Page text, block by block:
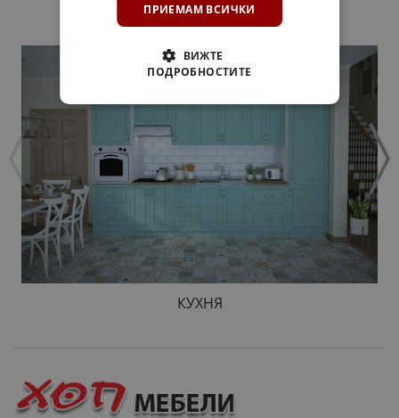
ПРОДУКТИ
КУХНЯ
ПРИЕМАМ ВСИЧКИ
ВИЖТЕ
ПОДРОБНОСТИТЕ